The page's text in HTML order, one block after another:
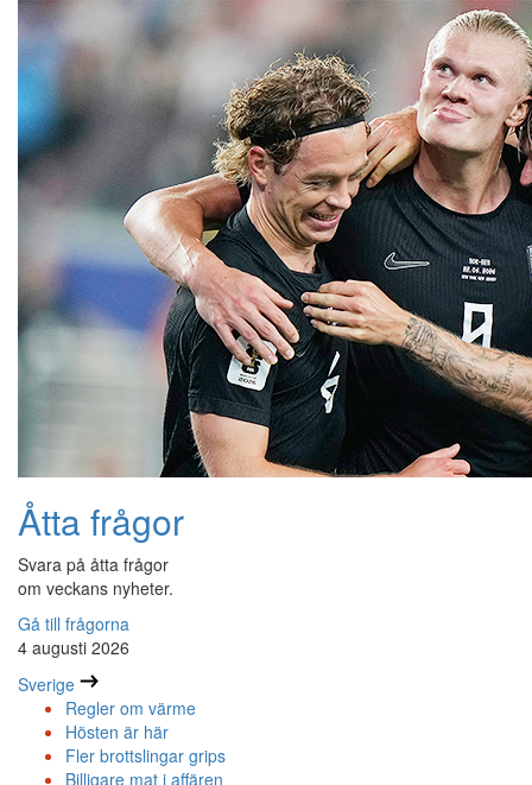
Åtta frågor
Svara på åtta frågor
om veckans nyheter.
Gå till frågorna
4 augusti 2026
Sverige
Regler om värme
Hösten är här
Fler brottslingar grips
Billigare mat i affären